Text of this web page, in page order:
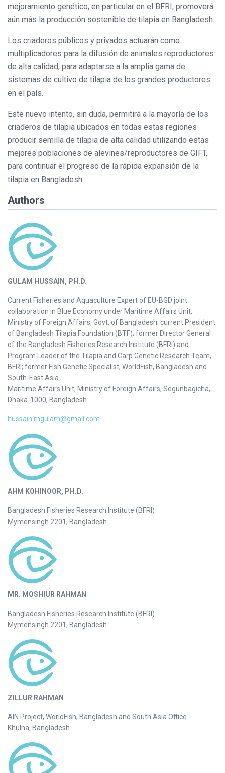
mejoramiento genético, en particular en el BFRI, promoverá
aún más la producción sostenible de tilapia en Bangladesh.
Los criaderos públicos y privados actuarán como
multiplicadores para la difusión de animales reproductores
de alta calidad, para adaptarse a la amplia gama de
sistemas de cultivo de tilapia de los grandes productores
en el país.
Este nuevo intento, sin duda, permitirá a la mayoría de los
criaderos de tilapia ubicados en todas estas regiones
producir semilla de tilapia de alta calidad utilizando estas
mejores poblaciones de alevines/reproductores de GIFT,
para continuar el progreso de la rápida expansión de la
tilapia en Bangladesh.
Authors
GULAM HUSSAIN, PH.D.
Current Fisheries and Aquaculture Expert of EU-BGD joint
collaboration in Blue Economy under Maritime Affairs Unit,
Ministry of Foreign Affairs, Govt. of Bangladesh; current President
of Bangladesh Tilapia Foundation (BTF); former Director General
of the Bangladesh Fisheries Research Institute (BFRI) and
Program Leader of the Tilapia and Carp Genetic Research Team,
BFRI; former Fish Genetic Specialist, WorldFish, Bangladesh and
South-East Asia.
Maritime Affairs Unit, Ministry of Foreign Affairs, Segunbagicha,
Dhaka-1000, Bangladesh
hussain.mgulam@gmail.com
AHM KOHINOOR, PH.D.
Bangladesh Fisheries Research Institute (BFRI)
Mymensingh 2201, Bangladesh
MR. MOSHIUR RAHMAN
Bangladesh Fisheries Research Institute (BFRI)
Mymensingh 2201, Bangladesh
ZILLUR RAHMAN
AIN Project, WorldFish, Bangladesh and South Asia Office
Khulna, Bangladesh